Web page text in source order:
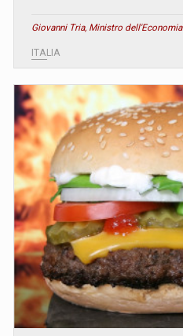
Giovanni Tria, Ministro dell'Economia
ITALIA